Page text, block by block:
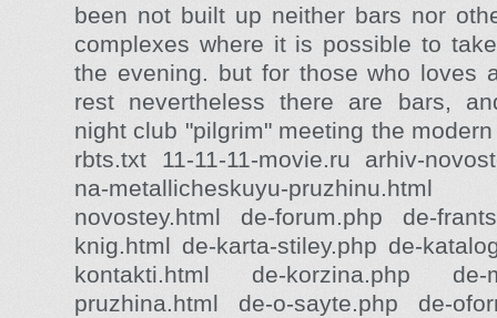
been not built up neither bars nor
complexes where it is possible to
the evening. but for those who loves
rest nevertheless there are bars,
night club "pilgrim" meeting the
rbts.txt 11-11-11-movie.ru arhiv-
na-metallicheskuyu-
novostey.html de-forum.php de-
knig.html de-karta-stiley.php de-
kontakti.html de-korzina.php de-
pruzhina.html de-o-sayte.php de-